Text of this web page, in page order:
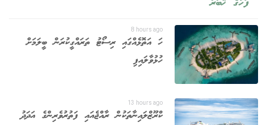
8 hours ago
ހަ އަތޮޅެއްގައި ރިސޯޓު ތަރައްގީކުރަން ބީލަމަށް
ހުޅުވާލައިފި
13 hours ago
ކްރޫޒްލައިނާތަކުން ރާއްޖެއައި ފަތުރުވެރިންގެ އަދަދު